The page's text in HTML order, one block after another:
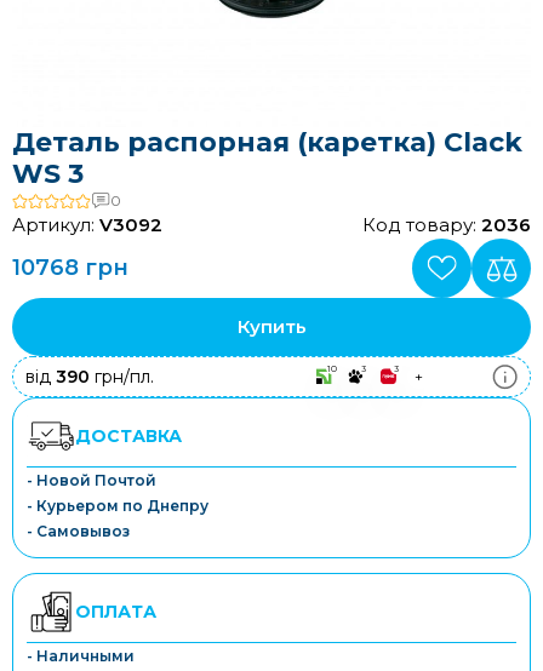
Деталь распорная (каретка) Clack
WS 3
0
Артикул: V3092 Код товару: 2036
10768 грн
Купить
від 390 грн/пл. 10 3 3 +
ДОСТАВКА
- Новой Почтой
- Курьером по Днепру
- Самовывоз
ОПЛАТА
- Наличными